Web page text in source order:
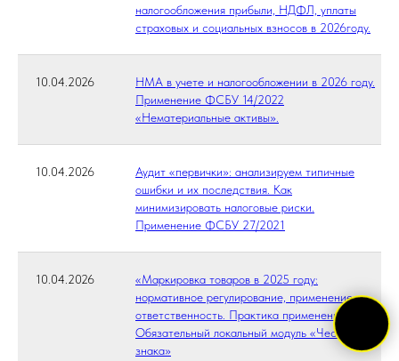
налогообложения прибыли, НДФЛ, уплаты
страховых и социальных взносов в 2026году.
10.04.2026
НМА в учете и налогообложении в 2026 году.
Применение ФСБУ 14/2022
«Нематериальные активы».
10.04.2026
Аудит «первички»: анализируем типичные
ошибки и их последствия. Как
минимизировать налоговые риски.
Применение ФСБУ 27/2021
10.04.2026
«Маркировка товаров в 2025 году:
нормативное регулирование, применение и
ответственность. Практика применения»
Обязательный локальный модуль «Честного
знака»